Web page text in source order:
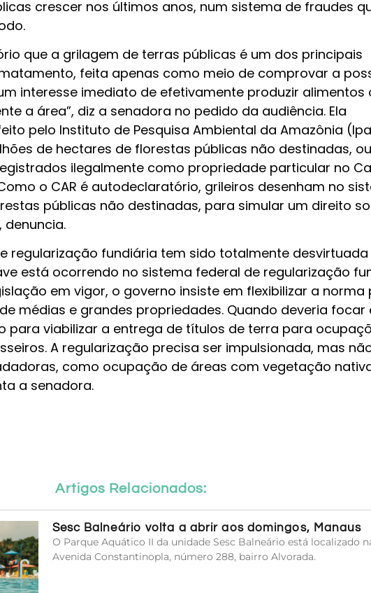
crescer nos últimos anos, num sistema de fraudes
que a grilagem de terras públicas é um dos principais
feita apenas como meio de comprovar a
interesse imediato de efetivamente produzir alimentos
a área”, diz a senadora no pedido da audiência. Ela
pelo Instituto de Pesquisa Ambiental da Amazônia
de hectares de florestas públicas não destinadas,
ilegalmente como propriedade particular no
o CAR é autodeclaratório, grileiros desenham no
públicas não destinadas, para simular um direito
denuncia.
regularização fundiária tem sido totalmente desvirtuada
está ocorrendo no sistema federal de regularização
em vigor, o governo insiste em flexibilizar a norma
médias e grandes propriedades. Quando deveria focar
para viabilizar a entrega de títulos de terra para
A regularização precisa ser impulsionada, mas
como ocupação de áreas com vegetação
a senadora.
Artigos Relacionados:
Sesc Balneário volta a abrir aos domingos, Manaus
O Parque Aquático II da unidade Sesc Balneário está localizado
Avenida Constantinopla, número 288, bairro Alvorada.